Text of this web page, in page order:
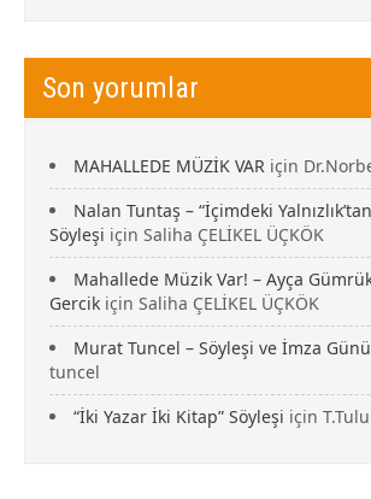
Son yorumlar
MAHALLEDE MÜZİK VAR için
Nalan Tuntaş – “İçimdeki
Söyleşi için Saliha ÇELİKEL ÜÇKÖK
Mahallede Müzik Var! – Ayça
Gercik için Saliha ÇELİKEL ÜÇKÖK
Murat Tuncel – Söyleşi ve İmza Günü
tuncel
“İki Yazar İki Kitap” Söyleşi için